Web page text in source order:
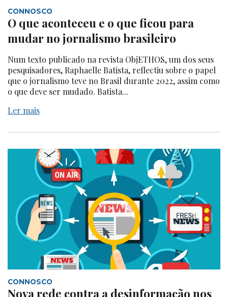
CONNOSCO
O que aconteceu e o que ficou para
mudar no jornalismo brasileiro
Num texto publicado na revista ObjETHOS, um dos seus
pesquisadores, Raphaelle Batista, reflectiu sobre o papel
que o jornalismo teve no Brasil durante 2022, assim como
o que deve ser mudado. Batista...
Ler mais
CONNOSCO
Nova rede contra a desinformação nos